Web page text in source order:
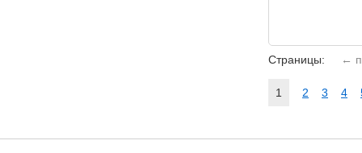
Страницы: ←
1 2 3 4